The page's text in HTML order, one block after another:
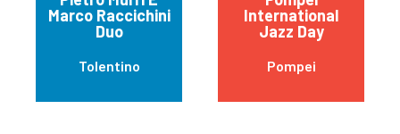
Marco Raccichini
Duo
Tolentino
International
Jazz Day
Pompei